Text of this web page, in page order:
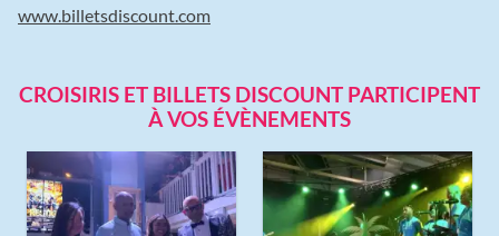
www.billetsdiscount.com
CROISIRIS ET BILLETS DISCOUNT PARTICIPENT
À VOS ÉVÈNEMENTS